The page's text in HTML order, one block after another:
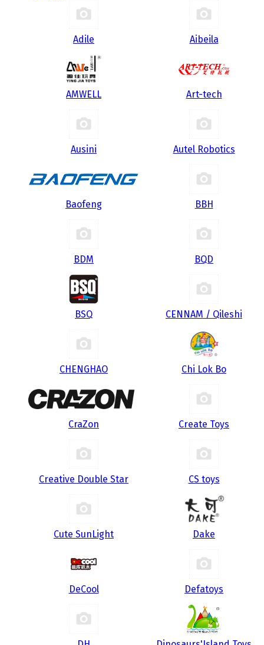
Adile Aibeila
AMWELL Art-tech
Ausini Autel Robotics
Baofeng BBH
BDM BQD
BSQ CENNAM / Qileshi
CHENGHAO Chi Lok Bo
CraZon Create Toys
Creative Double Star CS toys
Cute SunLight Dake
DeCool Defatoys